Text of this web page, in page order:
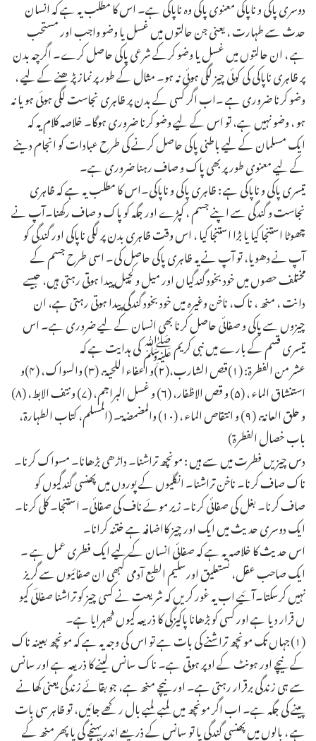
دوسری پاکی و ناپاکی معنوی پاکی وہ ناپاکی ہے۔ اس کا مطلب یہ ہے کہ انسان
حدث سے طہارت ، یعنی جن حالتوں میں غسل یا وضو واجب اور مستحب
ہے ، ان حالتوں میں غسل یا وضو کرکے شرعی پاکی حاصل کرے۔ اگرچہ بدن
پر ظاہری ناپاکی کی کوئی چیز لگی ہوئی نہ ہو۔ مثال کے طور پر نماز پڑھنے کے لیے ،
وضو کرنا ضروری ہے ۔اب اگر کسی کے بدن پر ظاہری نجاست لگی ہوئی ہو یا نہ
ہو ، وضو نہیں ہے، تو اس کے لیے وضو کرنا ضروری ہوگا۔ خلاصہ کلام یہ کہ
ایک مسلمان کے لیے باطنی پاکی حاصل کرنے کی طرح عبادات کو انجام دینے
کے لیے معنوی طور پر بھی پاک و صاف رہنا ضروری ہے۔
تیسری پاکی و ناپاکی ہے : ظاہری پاکی و ناپاکی۔اس کا مطلب یہ ہے کہ ظاہری
نجاست و گندگی سے اپنے جسم ، کپڑے اور جگہ کو پاک و صاف رکھنا۔آپ نے
چھوٹا استنجا کیا یا بڑا استنجا کیا ، اس وقت ظاہری بدن پر لگی ناپاکی اور گندگی کو
آپ نے دھویا، تو آپ نے یہ ظاہری پاکی حاصل کی۔ اسی طرح جسم کے
مختلف حصوں میں خود بخود گندگیاں اور میل و کچیل پیدا ہوتی رہتی ہیں، جیسے
دانت ، منھ ، ناک، ناخن وغیرہ میں خود بخود گندگی پیدا ہوتی رہتی ہے، ان
چیزوں سے پاکی و صفائی حاصل کرنا بھی انسان کے لیے ضروری ہے۔ اس
تیسری قسم کے بارے میں نبی کریم ﷺ کی ہدایت ہے کہ
عشر من الفطرۃ: (۱)قص الشارب،(۲)و اعفاء اللحیۃ، (۳) والسواک، (۴)و
استنشاق الماء ، (۵) و قص الاظفار، (۶) و غسل البراجم، (۷) و نتف الابط، (۸)
و حلق العانۃ، (۹) و انتقاص الماء ، (۱۰) والمضمضۃ۔ (المسلم، کتاب الطہارۃ،
باب خصال الفطرۃ)
دس چیزیں فطرت میں سے ہیں : مونچھ تراشنا۔ داڑھی بڑھانا۔ مسواک کرنا۔
ناک صاف کرنا۔ ناخن تراشنا۔ انگلیوں کے پوروں میں پھنسی گندگیوں کو
صاف کرنا۔ بغل کی صفائی کرنا۔ زیر موئے ناف کی صفائی۔ استنجا۔ کلی کرنا۔
ایک دوسری حدیث میں ایک اور چیز کااضافہ ہے ختنہ کرانا۔
اس حدیث کا خلاصہ یہ ہے کہ صفائی انسان کے لیے ایک فطری عمل ہے ۔
ایک صاحب عقل، نستعلیق اورسلیم الطبع آدمی کبھی ان صفائیوں سے گریز
نہیں کرسکتا۔آئیے اب یہ غور کریں کہ شریعت نے کسی چیز کو تراشنا صفائی کیو
ں قرار دیا ہے اور کسی کو بڑھانا پاکیزگی کا ذریعہ کیوں ٹھہرایا ہے۔
(۱)جہاں تک مونچھ تراشنے کی بات ہے تو اس کی وجہ یہ ہے کہ مونچھ بعینہ ناک
کے نیچے اور ہونٹ کے اوپر ہوتی ہے۔ ناک سانس لینے کا ذریعہ ہے اور سانس
سے ہی زندگی برقرار رہتی ہے۔ اور نیچے منھ ہے، جو بقائے زندگی یعنی کھانے
پینے کی جگہ ہے۔ اب اگر مونچھ میں لمبے لمبے بال رکھے جائیں، تو ظاہر سی بات
ہے ، بالوں میں پھنسی گندگی یا تو سانس کے ذریعے اندر پہنچے گی یا پھر منھ کے